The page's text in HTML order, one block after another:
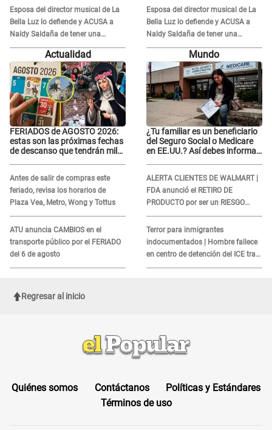
Esposa del director musical de La
Bella Luz lo defiende y ACUSA a
Naldy Saldaña de tener una
relación con él y otros integrantes
Esposa del director musical de La
Bella Luz lo defiende y ACUSA a
Naldy Saldaña de tener una
relación con él y otros integrantes
Actualidad
FERIADOS de AGOSTO 2026:
estas son las próximas fechas
de descanso que tendrán miles
Antes de salir de compras este
feriado, revisa los horarios de
Plaza Vea, Metro, Wong y Tottus
ATU anuncia CAMBIOS en el
transporte público por el FERIADO
del 6 de agosto
Mundo
¿Tu familiar es un beneficiario
del Seguro Social o Medicare
en EE.UU.? Así debes informar
ALERTA CLIENTES DE WALMART |
FDA anunció el RETIRO DE
PRODUCTO por ser un RIESGO
MORTAL para consumidores: ¿Cuál
es?
Terror para inmigrantes
indocumentados | Hombre fallece
en centro de detención del ICE tras
sufrir una "emergencia médica"
Regresar al inicio
Quiénes somos Contáctanos
Políticas y Estándares
Términos de uso